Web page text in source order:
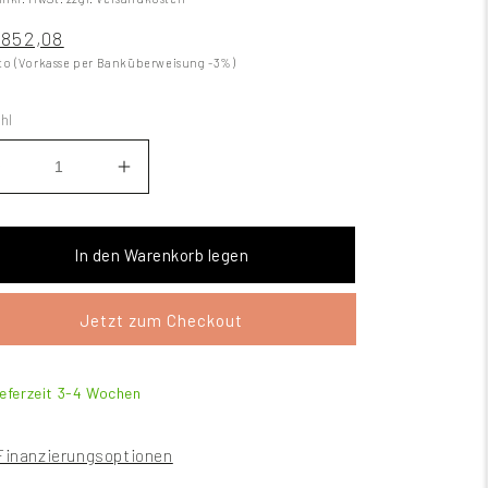
(Vorkasse per Banküberweisung -3%)
In den Warenkorb legen
Jetzt zum Checkout
3-4 Wochen